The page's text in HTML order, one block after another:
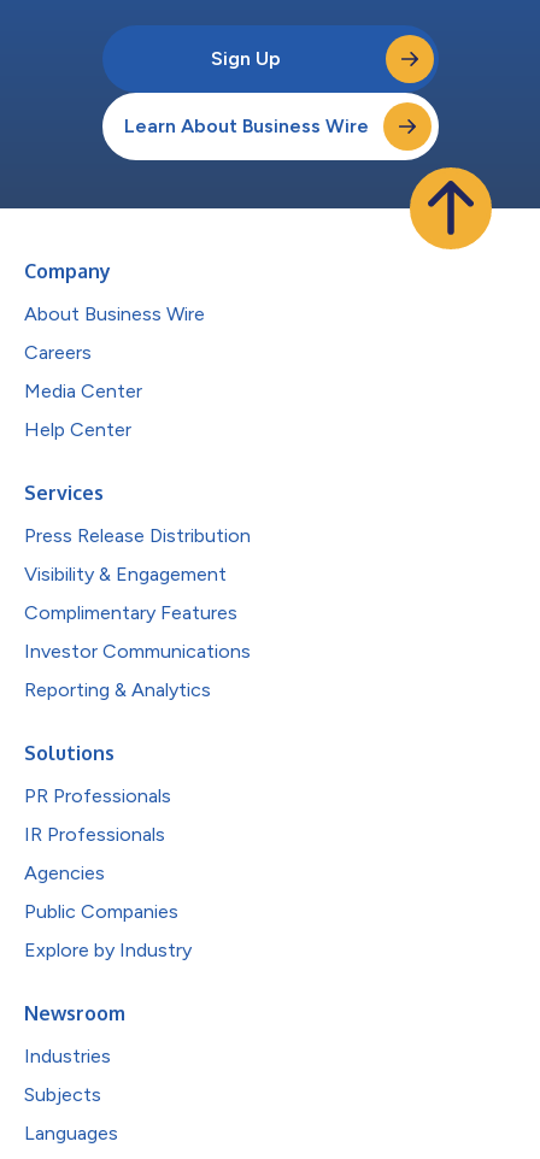
Sign Up
Learn About Business Wire
Company
About Business Wire
Careers
Media Center
Help Center
Services
Press Release Distribution
Visibility & Engagement
Complimentary Features
Investor Communications
Reporting & Analytics
Solutions
PR Professionals
IR Professionals
Agencies
Public Companies
Explore by Industry
Newsroom
Industries
Subjects
Languages